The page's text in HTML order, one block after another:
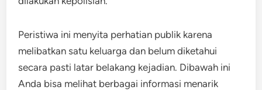
Peristiwa ini menyita perhatian publik karena
melibatkan satu keluarga dan belum diketahui
secara pasti latar belakang kejadian. Dibawah ini
Anda bisa melihat berbagai informasi menarik